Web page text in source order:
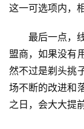
这一可选项内，
最后一点，
盟商，如果没有
然不过是剃头挑
场不断的改进和
之日，会大大提